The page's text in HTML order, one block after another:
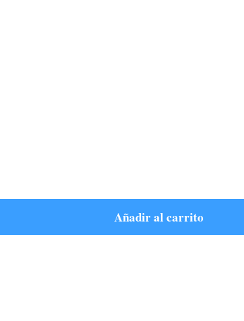
Añadir al carrito